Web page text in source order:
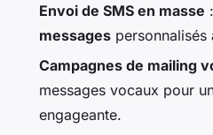
Envoi de SMS en masse
messages personnalisés
Campagnes de mailing
messages vocaux pour
engageante.